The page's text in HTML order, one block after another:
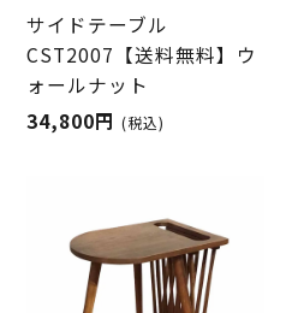
サイドテーブル
CST2007【送料無料】ウ
ォールナット
34,800円(税込)